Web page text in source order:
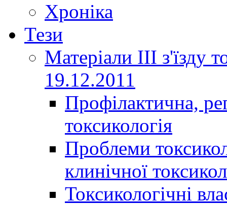
Хроніка
Тези
Матеріали ІІІ з'їзду
19.12.2011
Профілактична,
токсикологія
Проблеми
клинічної
Токсикологічні